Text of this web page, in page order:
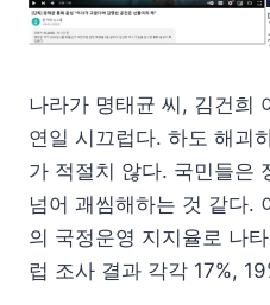
나라가 명태균 씨, 김건희
연일 시끄럽다. 하도 해괴
가 적절치 않다. 국민들은
넘어 괘씸해하는 것 같다.
의 국정운영 지지율로 나
럽 조사 결과 각각 17%,